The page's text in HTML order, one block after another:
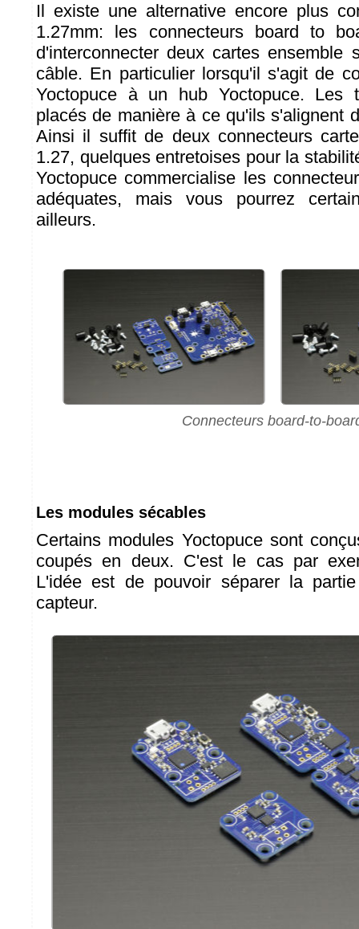
Il existe une alternative encore plus
1.27mm: les connecteurs board to
d'interconnecter deux cartes ensemble
câble. En particulier lorsqu'il s'agit de
Yoctopuce à un hub Yoctopuce. Les
placés de manière à ce qu'ils s'alignent
Ainsi il suffit de deux connecteurs
1.27, quelques entretoises pour la
Yoctopuce commercialise les
adéquates, mais vous pourrez
ailleurs.
Connecteurs board-to-
Les modules sécables
Certains modules Yoctopuce sont
coupés en deux. C'est le cas par
L'idée est de pouvoir séparer la
capteur.